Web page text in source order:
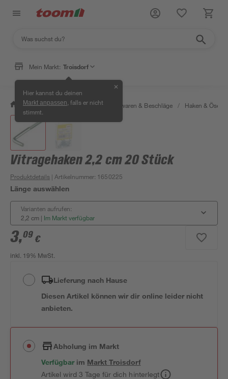
Mein Markt: Troisdorf
Hier kannst du deinen
Markt anpassen , falls er nicht
stimmt.
✕
/ Werkstatt & Maschinen / Eisenwaren & Beschläge / Haken & Ösen
Vitragehaken 2,2 cm 20 Stück
Produktdetails | Artikelnummer: 1650225
Länge auswählen
Varianten aufrufen:
2,2 cm | Im Markt verfügbar
3,09 €
inkl. 19% MwSt.
Lieferung nach Hause
Diesen Artikel können wir dir online leider nicht
anbieten.
Abholung im Markt
Verfügbar im MarktTroisdorf
Artikel wird 3 Tage für dich hinterlegt